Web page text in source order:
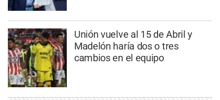
Unión vuelve al 15 de Abril y
Madelón haría dos o tres
cambios en el equipo